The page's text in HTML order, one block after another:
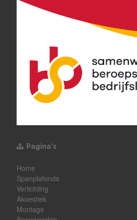
Pagina's
Home
Spanplafonds
Verlichting
Akoestiek
Montage